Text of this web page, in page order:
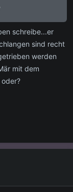
schreibe...er
sind recht
werden
mit dem